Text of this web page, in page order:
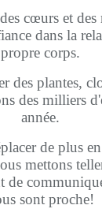
cœurs et des
dans la
propre corps.
des plantes,
des milliers
année.
de plus
mettons
de
sont proche!